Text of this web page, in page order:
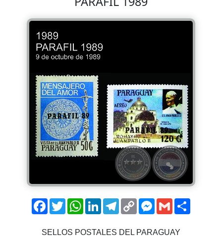
Facebook
TwitterWhatsApp
LinkedInTelegram
Copy
Link
Messenger
Gmail
SELLOS POSTALES DEL PARAGUAY